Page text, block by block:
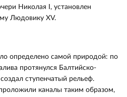
Николая I, установлен
Людовику XV.
определено самой природой: по
протянулся Балтийско-
ступенчатый рельеф.
каналы таким образом,